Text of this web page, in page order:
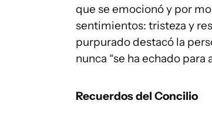
que se emocionó y por
sentimientos: tristeza y
purpurado destacó la
nunca “se ha echado para
Recuerdos del Concilio